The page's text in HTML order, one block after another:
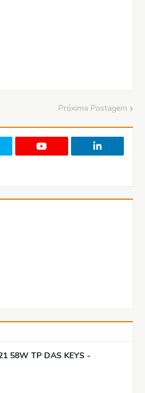
Próxima Postagem
58W TP DAS KEYS -